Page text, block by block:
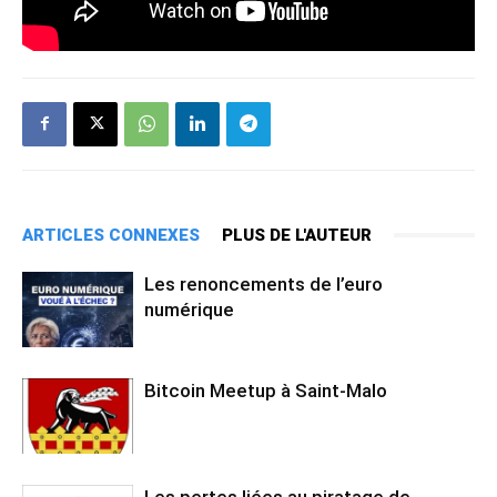
ARTICLES CONNEXES PLUS DE L'AUTEUR
Les renoncements de l’euro
numérique
Bitcoin Meetup à Saint-Malo